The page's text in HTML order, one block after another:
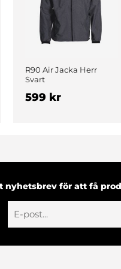
R90 Air Jacka Herr
Svart
599 kr
nyhetsbrev för att få